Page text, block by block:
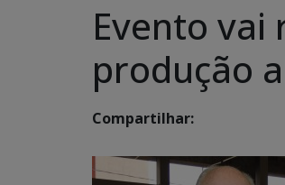
Evento
produção
Compartilhar: